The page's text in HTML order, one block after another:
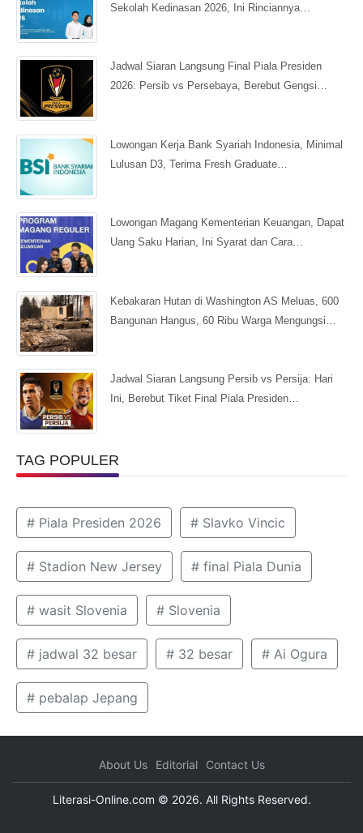
Sekolah Kedinasan 2026, Ini Rinciannya…
Jadwal Siaran Langsung Final Piala Presiden
2026: Persib vs Persebaya, Berebut Gengsi…
Lowongan Kerja Bank Syariah Indonesia, Minimal
Lulusan D3, Terima Fresh Graduate…
Lowongan Magang Kementerian Keuangan, Dapat
Uang Saku Harian, Ini Syarat dan Cara…
Kebakaran Hutan di Washington AS Meluas, 600
Bangunan Hangus, 60 Ribu Warga Mengungsi…
Jadwal Siaran Langsung Persib vs Persija: Hari
Ini, Berebut Tiket Final Piala Presiden…
TAG POPULER
# Piala Presiden 2026 # Slavko Vincic
# Stadion New Jersey # final Piala Dunia
# wasit Slovenia # Slovenia
# jadwal 32 besar # 32 besar # Ai Ogura
# pebalap Jepang
About Us Editorial Contact Us
Literasi-Online.com © 2026. All Rights Reserved.